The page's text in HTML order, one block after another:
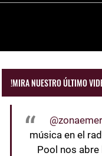
!MIRA NUESTRO ÚLTIMO
música en el
Pool nos abre